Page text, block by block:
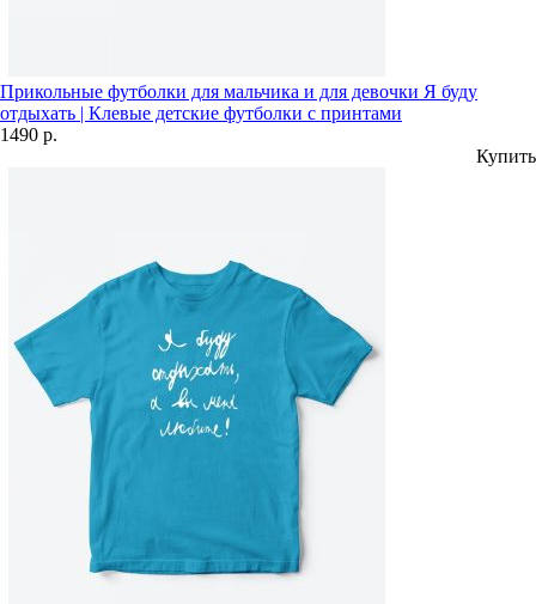
Прикольные футболки для мальчика и для девочки Я буду
отдыхать | Клевые детские футболки с принтами
1490 р.
Купить